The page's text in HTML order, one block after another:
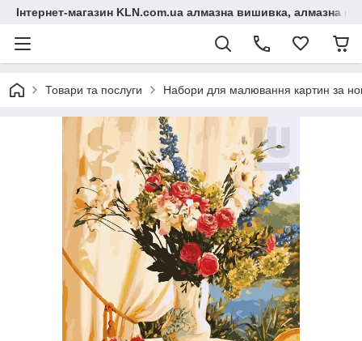
Інтернет-магазин KLN.com.ua алмазна вишивка, алмазна
Товари та послуги Набори для малювання картин за